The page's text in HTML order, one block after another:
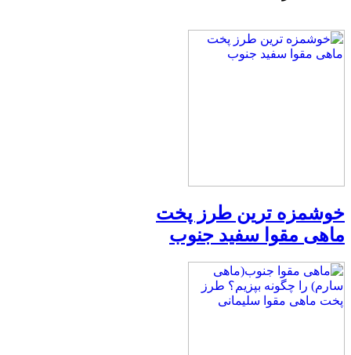
خوشمزه ترین طرز پخت
ماهی مقوا سفید جنوب